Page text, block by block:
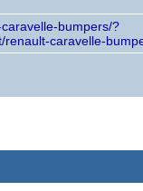
bumpers/?
caravelle-